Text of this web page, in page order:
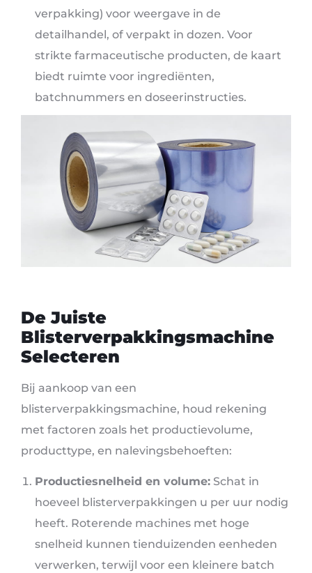
verpakking) voor weergave in de
detailhandel, of verpakt in dozen. Voor
strikte farmaceutische producten, de kaart
biedt ruimte voor ingrediënten,
batchnummers en doseerinstructies.
De Juiste
Blisterverpakkingsmachine
Selecteren
Bij aankoop van een
blisterverpakkingsmachine, houd rekening
met factoren zoals het productievolume,
producttype, en nalevingsbehoeften:
Productiesnelheid en volume: Schat in
hoeveel blisterverpakkingen u per uur nodig
heeft. Roterende machines met hoge
snelheid kunnen tienduizenden eenheden
verwerken, terwijl voor een kleinere batch